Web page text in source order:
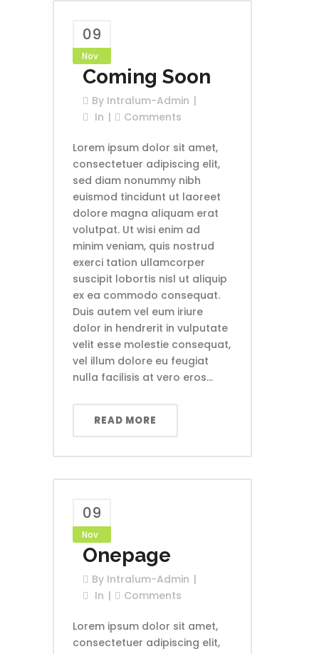
09
Nov
Coming Soon
By Intralum-Admin
In
Comments
Lorem ipsum dolor sit amet,
consectetuer adipiscing elit,
sed diam nonummy nibh
euismod tincidunt ut laoreet
dolore magna aliquam erat
volutpat. Ut wisi enim ad
minim veniam, quis nostrud
exerci tation ullamcorper
suscipit lobortis nisl ut aliquip
ex ea commodo consequat.
Duis autem vel eum iriure
dolor in hendrerit in vulputate
velit esse molestie consequat,
vel illum dolore eu feugiat
nulla facilisis at vero eros...
READ MORE
09
Nov
Onepage
By Intralum-Admin
In
Comments
Lorem ipsum dolor sit amet,
consectetuer adipiscing elit,